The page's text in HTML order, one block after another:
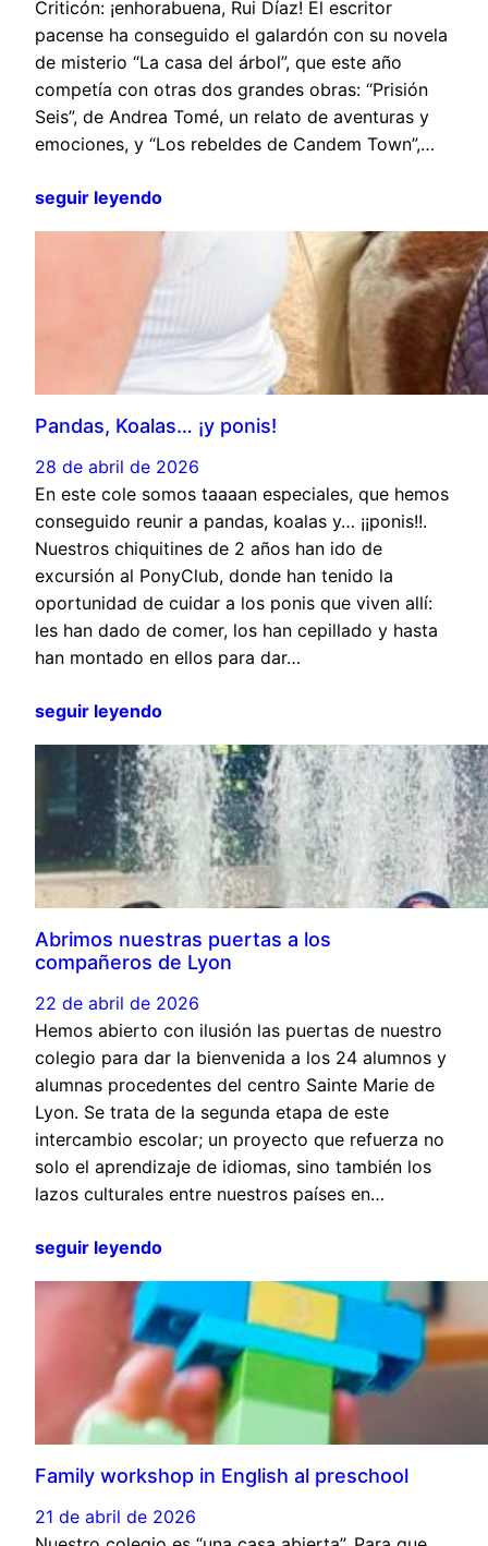
Criticón: ¡enhorabuena, Rui Díaz! El escritor
pacense ha conseguido el galardón con su novela
de misterio “La casa del árbol”, que este año
competía con otras dos grandes obras: “Prisión
Seis”, de Andrea Tomé, un relato de aventuras y
emociones, y “Los rebeldes de Candem Town”,…
seguir leyendo
Pandas, Koalas… ¡y ponis!
28 de abril de 2026
En este cole somos taaaan especiales, que hemos
conseguido reunir a pandas, koalas y… ¡¡ponis!!.
Nuestros chiquitines de 2 años han ido de
excursión al PonyClub, donde han tenido la
oportunidad de cuidar a los ponis que viven allí:
les han dado de comer, los han cepillado y hasta
han montado en ellos para dar…
seguir leyendo
Abrimos nuestras puertas a los
compañeros de Lyon
22 de abril de 2026
Hemos abierto con ilusión las puertas de nuestro
colegio para dar la bienvenida a los 24 alumnos y
alumnas procedentes del centro Sainte Marie de
Lyon. Se trata de la segunda etapa de este
intercambio escolar; un proyecto que refuerza no
solo el aprendizaje de idiomas, sino también los
lazos culturales entre nuestros países en…
seguir leyendo
Family workshop in English al preschool
21 de abril de 2026